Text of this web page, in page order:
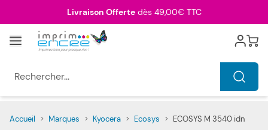
Livraison Offertedès 49,00€ TTC
Menu Cart
Accueil > Marques > Kyocera > Ecosys > ECOSYS M 3540 idn